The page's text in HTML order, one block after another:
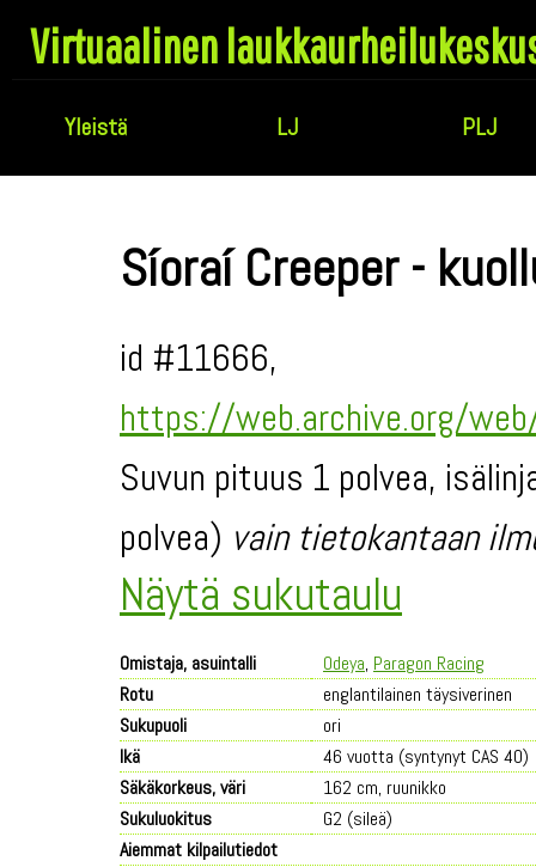
Virtuaalinen
Yleistä LJ PLJ
Síoraí Creeper -
id #11666,
https://web.archive.org/
Suvun pituus 1 polvea,
polvea) vain tietokantaan
Näytä sukutaulu
Omistaja, asuintalli Odeya, Paragon Racing
Rotu
englantilainen täysiverinen
Sukupuoli
ori
Ikä
46 vuotta (syntynyt CAS 40)
Säkäkorkeus, väri
162 cm, ruunikko
Sukuluokitus
G2 (sileä)
Aiemmat kilpailutiedot